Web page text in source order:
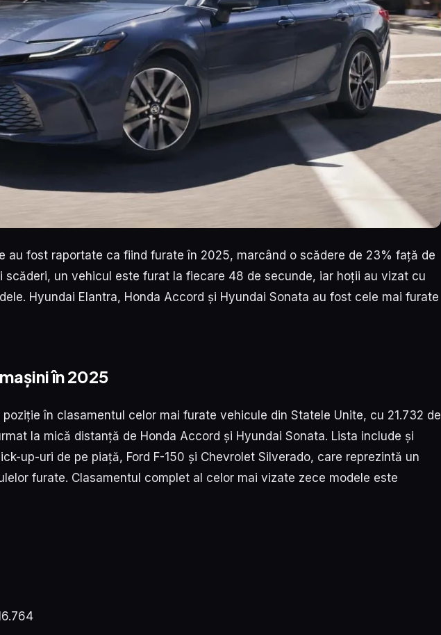
au fost raportate ca fiind furate în 2025, marcând o scădere de 23% față de
scăderi, un vehicul este furat la fiecare 48 de secunde, iar hoții au vizat cu
Hyundai Elantra, Honda Accord și Hyundai Sonata au fost cele mai furate
în 2025
în clasamentul celor mai furate vehicule din Statele Unite, cu 21.732 de
la mică distanță de Honda Accord și Hyundai Sonata. Lista include și
up-uri de pe piață, Ford F-150 și Chevrolet Silverado, care reprezintă un
furate. Clasamentul complet al celor mai vizate zece modele este